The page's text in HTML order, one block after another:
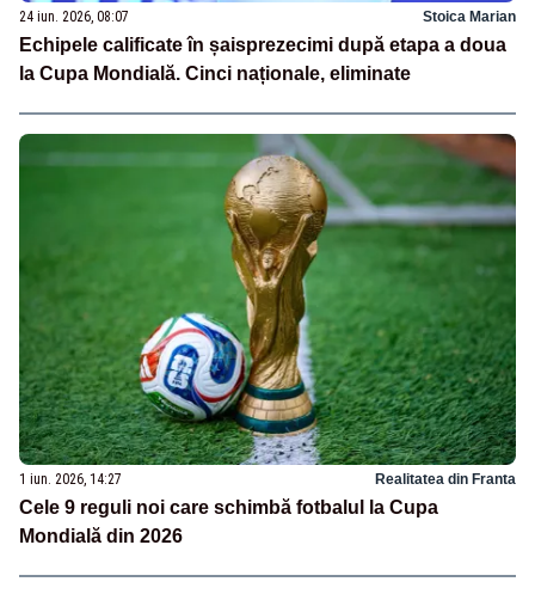
24 iun. 2026, 08:07 Stoica Marian
Echipele calificate în șaisprezecimi după etapa a doua
la Cupa Mondială. Cinci naționale, eliminate
1 iun. 2026, 14:27 Realitatea din Franta
Cele 9 reguli noi care schimbă fotbalul la Cupa
Mondială din 2026